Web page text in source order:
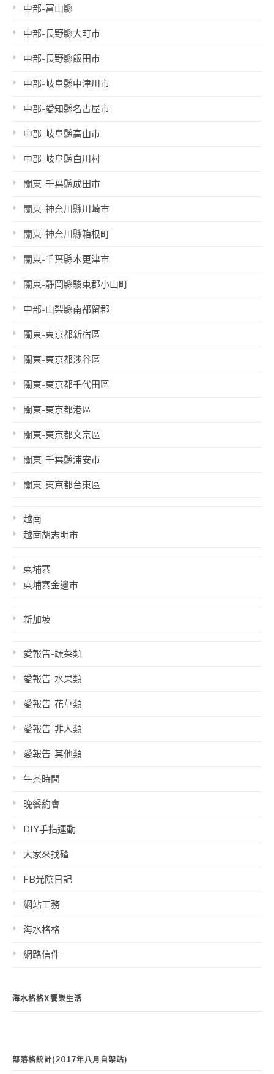
中部-富山縣
中部-長野縣大町市
中部-長野縣飯田市
中部-岐阜縣中津川市
中部-愛知縣名古屋市
中部-岐阜縣高山市
中部-岐阜縣白川村
關東-千葉縣成田市
關東-神奈川縣川崎市
關東-神奈川縣箱根町
關東-千葉縣木更津市
關東-靜岡縣駿東郡小山町
中部-山梨縣南都留郡
關東-東京都新宿區
關東-東京都涉谷區
關東-東京都千代田區
關東-東京都港區
關東-東京都文京區
關東-千葉縣浦安市
關東-東京都台東區
越南
越南胡志明市
柬埔寨
柬埔寨金邊市
新加坡
愛報告-蔬菜類
愛報告-水果類
愛報告-花草類
愛報告-非人類
愛報告-其他類
午茶時間
晚餐約會
DIY手指運動
大家來找碴
FB光陰日記
網站工務
海水格格
網路信件
海水格格X饗樂生活
部落格統計(2017年八月自架站)